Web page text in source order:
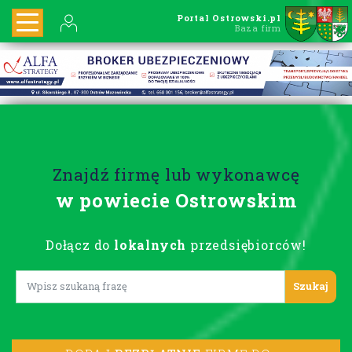
Portal Ostrowski.pl
Baza firm
Znajdź firmę lub wykonawcę
w powiecie Ostrowskim
Dołącz do lokalnych przedsiębiorców!
Lorem ipsum